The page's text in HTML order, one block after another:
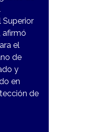
Superior
afirmó
el
de
y
en
de